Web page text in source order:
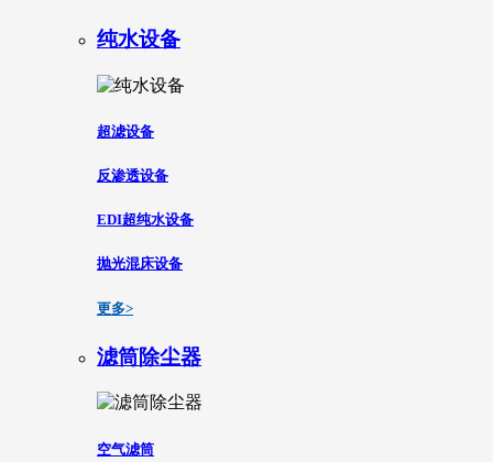
纯水设备
超滤设备
反渗透设备
EDI超纯水设备
抛光混床设备
更多>
滤筒除尘器
空气滤筒